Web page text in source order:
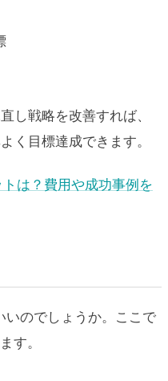
し戦略を改善すれば、
く目標達成できます。
は？費用や成功事例を
いのでしょうか。ここで
す。